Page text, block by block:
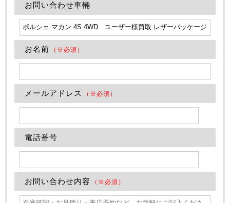
お問い合わせ車輛
お名前 （※必須）
メールアドレス （※必須）
電話番号
お問い合わせ内容 （※必須）